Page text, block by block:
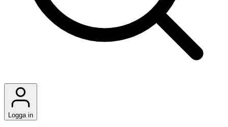
Logga in